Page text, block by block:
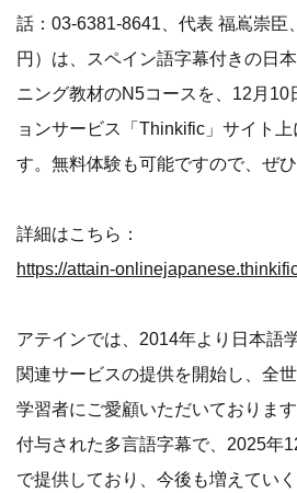
話：03-6381-8641、代表 福嶌崇臣
円）は、スペイン語字幕付きの日
ニング教材のN5コースを、12月10
ョンサービス「Thinkific」サイト
す。無料体験も可能ですので、ぜひ
詳細はこちら：
アテインでは、2014年より日本語
関連サービスの提供を開始し、全
学習者にご愛顧いただいておりま
付与された多言語字幕で、2025年
で提供しており、今後も増えていく